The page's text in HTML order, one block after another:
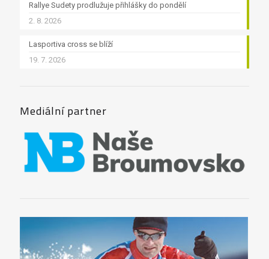
Rallye Sudety prodlužuje přihlášky do pondělí
2. 8. 2026
Lasportiva cross se blíží
19. 7. 2026
Mediální partner